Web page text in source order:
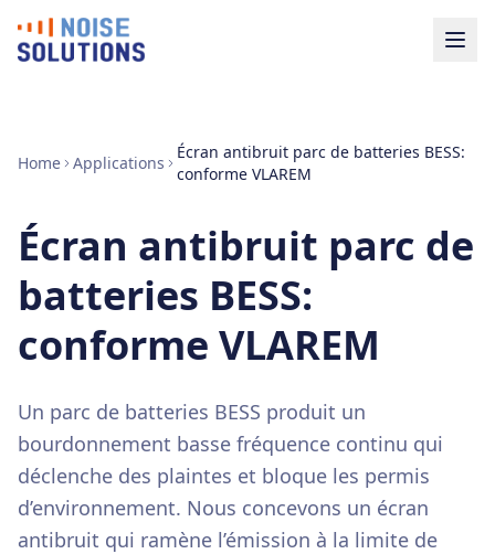
Home Applications
Écran antibruit parc de batteries BESS:
conforme VLAREM
Écran antibruit parc de
batteries BESS:
conforme VLAREM
Un parc de batteries BESS produit un
bourdonnement basse fréquence continu qui
déclenche des plaintes et bloque les permis
d’environnement. Nous concevons un écran
antibruit qui ramène l’émission à la limite de